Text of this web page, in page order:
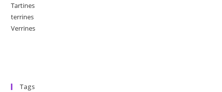
Tartines
terrines
Verrines
Tags